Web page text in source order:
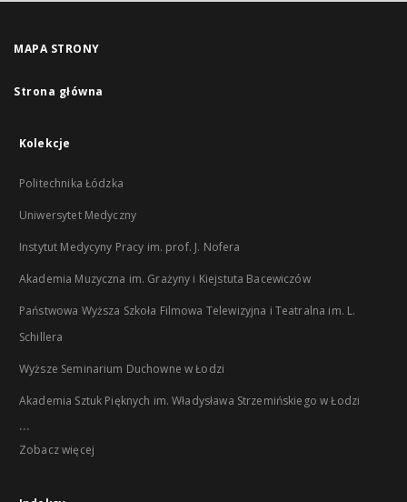
MAPA STRONY
Strona główna
Kolekcje
Politechnika Łódzka
Uniwersytet Medyczny
Instytut Medycyny Pracy im. prof. J. Nofera
Akademia Muzyczna im. Grażyny i Kiejstuta Bacewiczów
Państwowa Wyższa Szkoła Filmowa Telewizyjna i Teatralna im. L.
Schillera
Wyższe Seminarium Duchowne w Łodzi
Akademia Sztuk Pięknych im. Władysława Strzemińskiego w Łodzi
...
Zobacz więcej